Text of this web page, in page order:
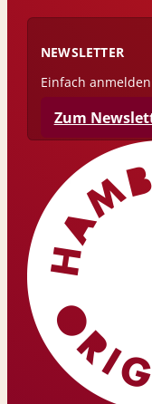
NEWSLETTER
Einfach
Zum